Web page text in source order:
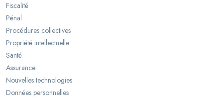
Fiscalité
Pénal
Procédures collectives
Propriété intellectuelle
Santé
Assurance
Nouvelles technologies
Données personnelles